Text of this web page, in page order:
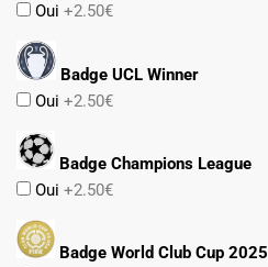
Oui +2.50€
Badge UCL Winner
Oui +2.50€
Badge Champions League
Oui +2.50€
Badge World Club Cup 2025